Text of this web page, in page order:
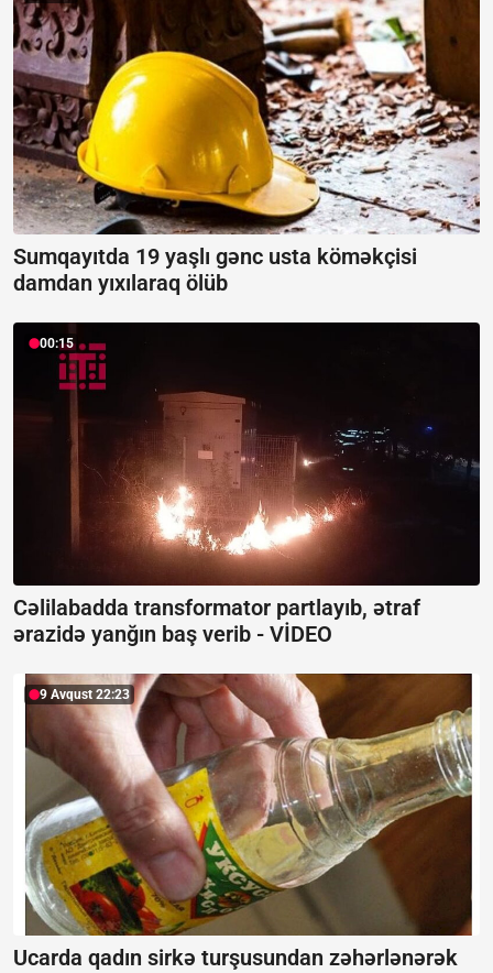
Sumqayıtda 19 yaşlı gənc usta köməkçisi
damdan yıxılaraq ölüb
00:15
Cəlilabadda transformator partlayıb, ətraf
ərazidə yanğın baş verib - VİDEO
9 Avqust 22:23
Ucarda qadın sirkə turşusundan zəhərlənərək